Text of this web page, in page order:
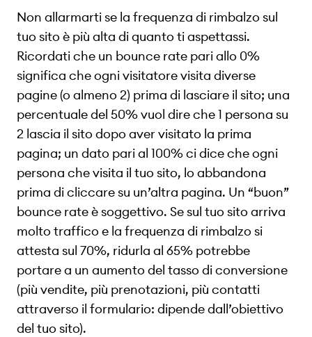
Non allarmarti se la frequenza di rimbalzo sul
tuo sito è più alta di quanto ti aspettassi.
Ricordati che un bounce rate pari allo 0%
significa che ogni visitatore visita diverse
pagine (o almeno 2) prima di lasciare il sito; una
percentuale del 50% vuol dire che 1 persona su
2 lascia il sito dopo aver visitato la prima
pagina; un dato pari al 100% ci dice che ogni
persona che visita il tuo sito, lo abbandona
prima di cliccare su un’altra pagina. Un “buon”
bounce rate è soggettivo. Se sul tuo sito arriva
molto traffico e la frequenza di rimbalzo si
attesta sul 70%, ridurla al 65% potrebbe
portare a un aumento del tasso di conversione
(più vendite, più prenotazioni, più contatti
attraverso il formulario: dipende dall’obiettivo
del tuo sito).